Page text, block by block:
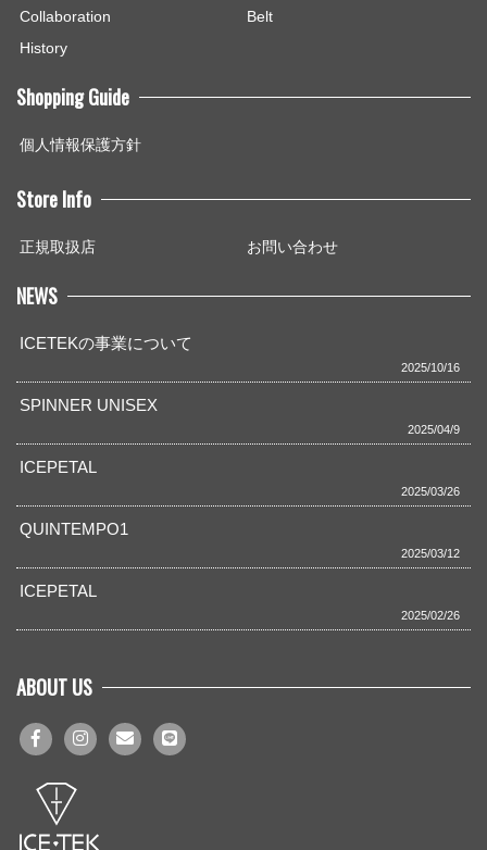
Collaboration
Belt
History
Shopping Guide
個人情報保護方針
Store Info
正規取扱店 お問い合わせ
NEWS
ICETEKの事業について
2025/10/16
SPINNER UNISEX
2025/04/9
ICEPETAL
2025/03/26
QUINTEMPO1
2025/03/12
ICEPETAL
2025/02/26
ABOUT US